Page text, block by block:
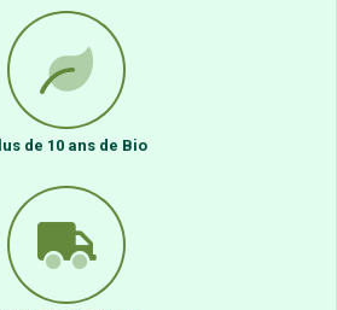
de 10 ans de Bio